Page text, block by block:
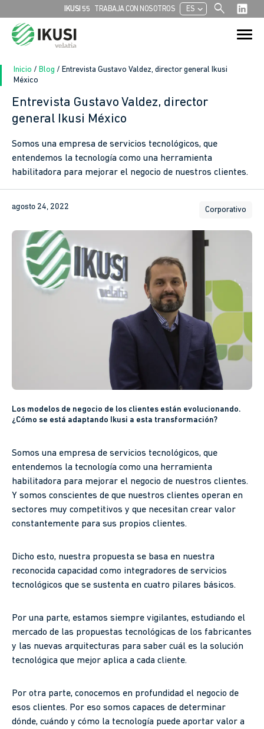
IKUSI 55 TRABAJA CON NOSOTROS ESchevron_left search
Buscar:
Botón de
Inicio / Blog / Entrevista Gustavo Valdez, director general Ikusi
México
Entrevista Gustavo Valdez, director
general Ikusi México
Somos una empresa de servicios tecnológicos, que
entendemos la tecnología como una herramienta
habilitadora para mejorar el negocio de nuestros clientes.
agosto 24, 2022 Corporativo
Los modelos de negocio de los clientes están evolucionando.
¿Cómo se está adaptando Ikusi a esta transformación?
Somos una empresa de servicios tecnológicos, que
entendemos la tecnología como una herramienta
habilitadora para mejorar el negocio de nuestros clientes.
Y somos conscientes de que nuestros clientes operan en
sectores muy competitivos y que necesitan crear valor
constantemente para sus propios clientes.
Dicho esto, nuestra propuesta se basa en nuestra
reconocida capacidad como integradores de servicios
tecnológicos que se sustenta en cuatro pilares básicos.
Por una parte, estamos siempre vigilantes, estudiando el
mercado de las propuestas tecnológicas de los fabricantes
y las nuevas arquitecturas para saber cuál es la solución
tecnológica que mejor aplica a cada cliente.
Por otra parte, conocemos en profundidad el negocio de
esos clientes. Por eso somos capaces de determinar
dónde, cuándo y cómo la tecnología puede aportar valor a